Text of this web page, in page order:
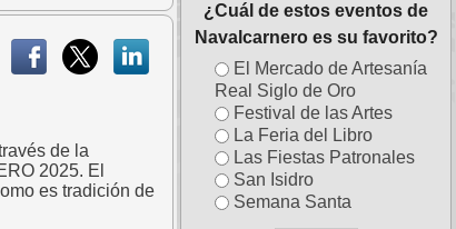
de la
2025. El
es tradición de
¿Cuál de estos eventos de
Navalcarnero es su favorito?
El Mercado de Artesanía
Real Siglo de Oro
Festival de las Artes
La Feria del Libro
Las Fiestas Patronales
San Isidro
Semana Santa